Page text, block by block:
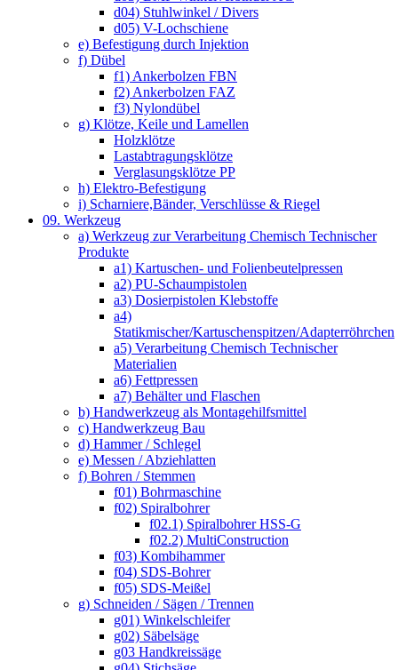
d04) Stuhlwinkel / Divers
d05) V-Lochschiene
e) Befestigung durch Injektion
f) Dübel
f1) Ankerbolzen FBN
f2) Ankerbolzen FAZ
f3) Nylondübel
g) Klötze, Keile und Lamellen
Holzklötze
Lastabtragungsklötze
Verglasungsklötze PP
h) Elektro-Befestigung
i) Scharniere,Bänder, Verschlüsse & Riegel
09. Werkzeug
a) Werkzeug zur Verarbeitung Chemisch Technischer
Produkte
a1) Kartuschen- und Folienbeutelpressen
a2) PU-Schaumpistolen
a3) Dosierpistolen Klebstoffe
a4)
Statikmischer/Kartuschenspitzen/Adapterröhrchen
a5) Verarbeitung Chemisch Technischer
Materialien
a6) Fettpressen
a7) Behälter und Flaschen
b) Handwerkzeug als Montagehilfsmittel
c) Handwerkzeug Bau
d) Hammer / Schlegel
e) Messen / Abziehlatten
f) Bohren / Stemmen
f01) Bohrmaschine
f02) Spiralbohrer
f02.1) Spiralbohrer HSS-G
f02.2) MultiConstruction
f03) Kombihammer
f04) SDS-Bohrer
f05) SDS-Meißel
g) Schneiden / Sägen / Trennen
g01) Winkelschleifer
g02) Säbelsäge
g03 Handkreissäge